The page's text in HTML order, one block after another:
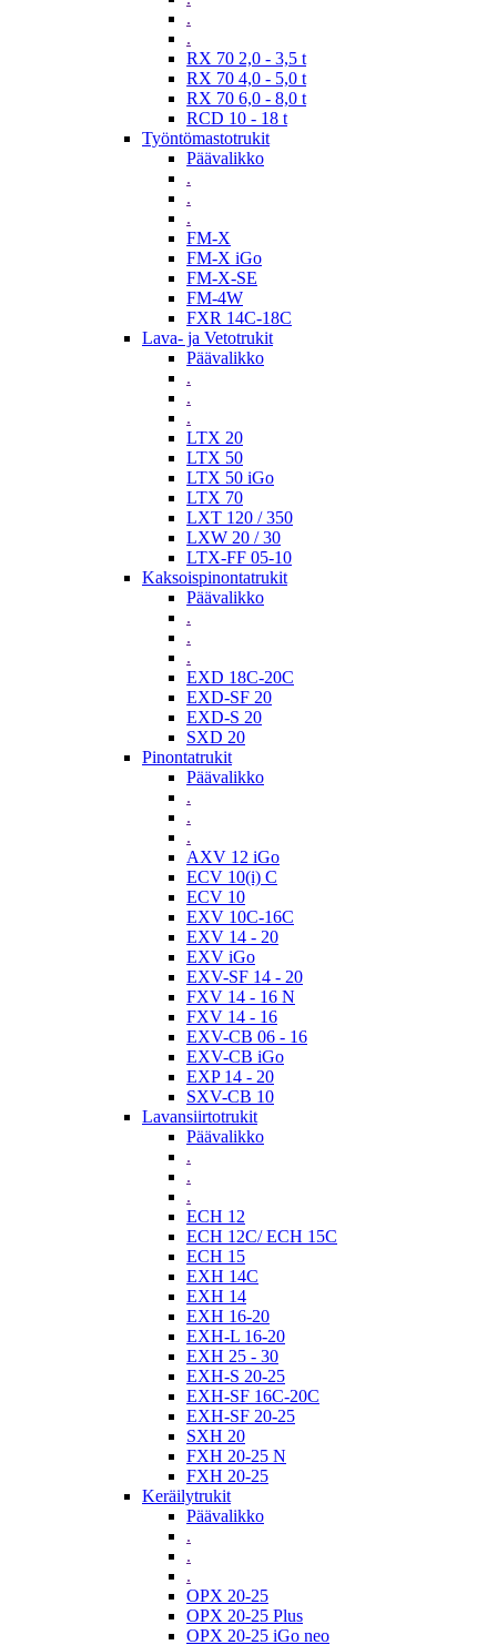
.
.
RX 70 2,0 - 3,5 t
RX 70 4,0 - 5,0 t
RX 70 6,0 - 8,0 t
RCD 10 - 18 t
Työntömastotrukit
Päävalikko
.
.
.
FM-X
FM-X iGo
FM-X-SE
FM-4W
FXR 14C-18C
Lava- ja Vetotrukit
Päävalikko
.
.
.
LTX 20
LTX 50
LTX 50 iGo
LTX 70
LXT 120 / 350
LXW 20 / 30
LTX-FF 05-10
Kaksoispinontatrukit
Päävalikko
.
.
.
EXD 18C-20C
EXD-SF 20
EXD-S 20
SXD 20
Pinontatrukit
Päävalikko
.
.
.
AXV 12 iGo
ECV 10(i) C
ECV 10
EXV 10C-16C
EXV 14 - 20
EXV iGo
EXV-SF 14 - 20
FXV 14 - 16 N
FXV 14 - 16
EXV-CB 06 - 16
EXV-CB iGo
EXP 14 - 20
SXV-CB 10
Lavansiirtotrukit
Päävalikko
.
.
.
ECH 12
ECH 12C/ ECH 15C
ECH 15
EXH 14C
EXH 14
EXH 16-20
EXH-L 16-20
EXH 25 - 30
EXH-S 20-25
EXH-SF 16C-20C
EXH-SF 20-25
SXH 20
FXH 20-25 N
FXH 20-25
Keräilytrukit
Päävalikko
.
.
.
OPX 20-25
OPX 20-25 Plus
OPX 20-25 iGo neo